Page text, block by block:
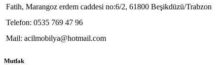
Fatih, Marangoz erdem caddesi no:6/2, 61800 Beşikdüzü/Trabzon
Telefon: 0535 769 47 96
Mail: acilmobilya@hotmail.com
Mutfak